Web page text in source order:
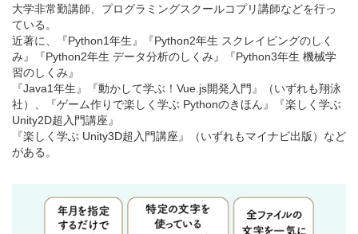
大学非常勤講師、プログラミングスクールコプリ講師などを行っ
ている。
近著に、『Python1年生』『Python2年生 スクレイピングのしく
み』『Python2年生 データ分析のしくみ』『Python3年生 機械学
習のしくみ』
『Java1年生』『動かして学ぶ！Vue.js開発入門』（いずれも翔泳
社）、『ゲーム作りで楽しく学ぶ Pythonのきほん』『楽しく学ぶ
Unity2D超入門講座』
『楽しく学ぶ Unity3D超入門講座』（いずれもマイナビ出版）など
がある。